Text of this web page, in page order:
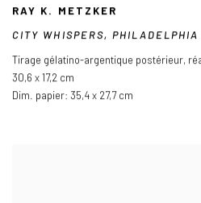
RAY K. METZKER
CITY WHISPERS, PHILADELPHIA
Tirage gélatino-argentique postérieur,
30,6 x 17,2 cm
Dim. papier: 35,4 x 27,7 cm